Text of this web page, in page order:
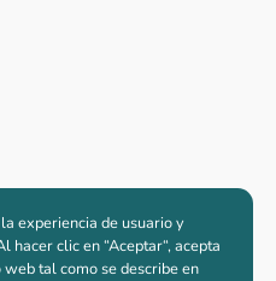
experiencia de usuario y
clic en “Aceptar“, acepta
tal como se describe en